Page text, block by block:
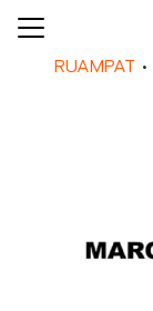
Skip
content
SearchRUAMPAT •